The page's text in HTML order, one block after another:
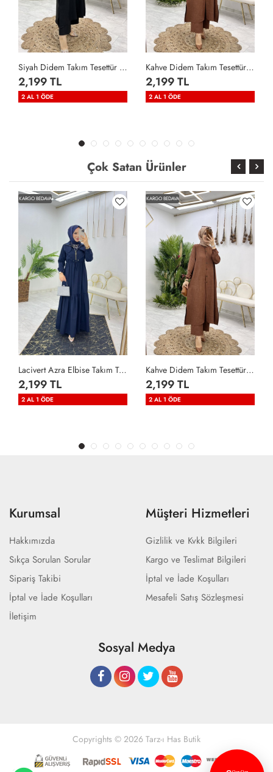
Siyah Didem Takım Tesettür Giyim Siyah
2,199 TL
2 AL 1 ÖDE
Kahve Didem Takım Tesettür Giyim Kahverengi
2,199 TL
2 AL 1 ÖDE
Çok Satan Ürünler
KARGO BEDAVA
Lacivert Azra Elbise Takım Tesettür Giyim Lacivert
2,199 TL
2 AL 1 ÖDE
KARGO BEDAVA
Kahve Didem Takım Tesettür Giyim Kahverengi
2,199 TL
2 AL 1 ÖDE
Kurumsal
Hakkımızda
Sıkça Sorulan Sorular
Sipariş Takibi
İptal ve İade Koşulları
İletişim
Müşteri Hizmetleri
Gizlilik ve Kvkk Bilgileri
Kargo ve Teslimat Bilgileri
İptal ve İade Koşulları
Mesafeli Satış Sözleşmesi
Sosyal Medya
Copyrights © 2026 Tarz-ı Has Butik